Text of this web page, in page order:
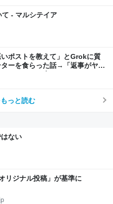
て - マルシテイア
いポストを教えて」とGrokに質
ーを食らった話→「返事がヤバ
るだろ」の声も
っと読む
ない
リジナル投稿」が基準に